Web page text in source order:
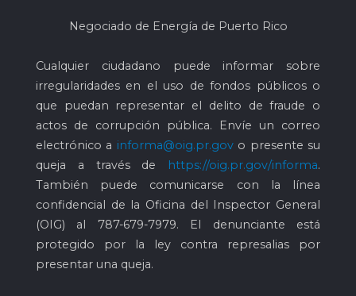
Negociado de Energía de Puerto Rico
Cualquier ciudadano puede informar sobre
irregularidades en el uso de fondos públicos o
que puedan representar el delito de fraude o
actos de corrupción pública. Envíe un correo
electrónico a informa@oig.pr.govo presente su
queja a través de
https://oig.pr.gov/informa.
También puede comunicarse con la línea
confidencial de la Oficina del Inspector General
(OIG) al 787-679-7979. El denunciante está
protegido por la ley contra represalias por
presentar una queja.